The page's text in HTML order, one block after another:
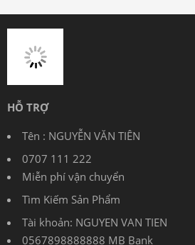
Tên : NGUYỄN VĂN TIÊN
0707 111 222
Tìm Kiếm Sản Phẩm
Tài khoản: NGUYEN VAN TIEN
Bảo hành từ 3 – 12 tháng tùy sản